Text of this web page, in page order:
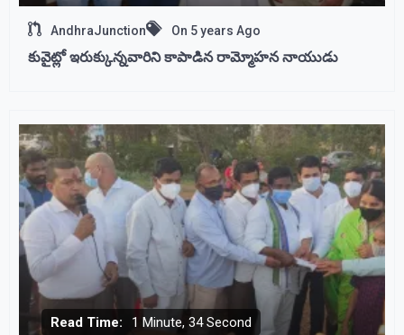
AndhraJunction On 5 years Ago
కువైట్లో ఇరుక్కున్నవారిని కాపాడిన రామ్మోహన నాయుడు
Read Time: 1 Minute, 34 Second